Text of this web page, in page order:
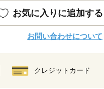
お気に入りに追加する
お問い合わせについて
クレジットカード